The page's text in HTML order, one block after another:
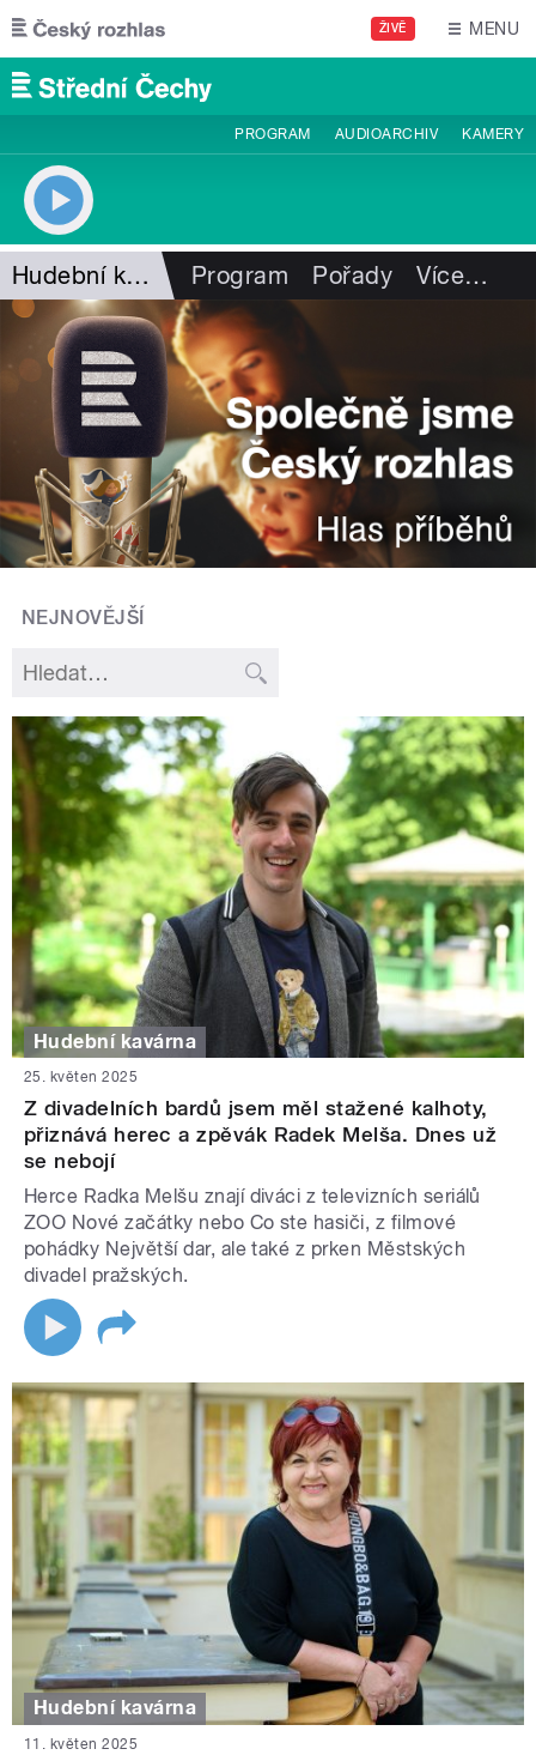
Přejít k hlavnímu obsahu
ŽIVĚ MENU
PROGRAM AUDIOARCHIV KAMERY
Hudební kavárna Pavla Vítka Program Pořady Více…
NEJNOVĚJŠÍ
Hudební kavárna
25. květen 2025
Z divadelních bardů jsem měl stažené kalhoty,
přiznává herec a zpěvák Radek Melša. Dnes už
se nebojí
Herce Radka Melšu znají diváci z televizních seriálů
ZOO Nové začátky nebo Co ste hasiči, z filmové
pohádky Největší dar, ale také z prken Městských
divadel pražských.
Hudební kavárna
11. květen 2025